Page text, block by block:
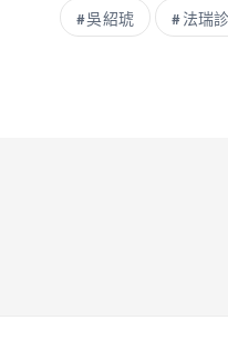
吳紹琥 法瑞